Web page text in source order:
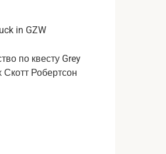
по квесту Grey
Скотт Робертсон